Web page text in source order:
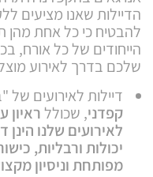
הדיילות שאנו מציעים
להבטיח כי כל אחת מהן
הייחודים של כל אורח,
שלכם בדרך לאירוע
דיילות לאירועים של
קפדני, שכוללראיון
לאירועים שלנו הינן
יכולות ורבליות,
מפותחת וניסיון